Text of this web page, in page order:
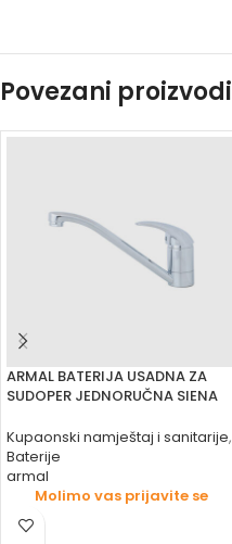
Povezani proizvodi
ARMAL BATERIJA USADNA ZA
SUDOPER JEDNORUČNA SIENA
Kupaonski namještaj i sanitarije,
Baterije
armal
Molimo vas prijavite se